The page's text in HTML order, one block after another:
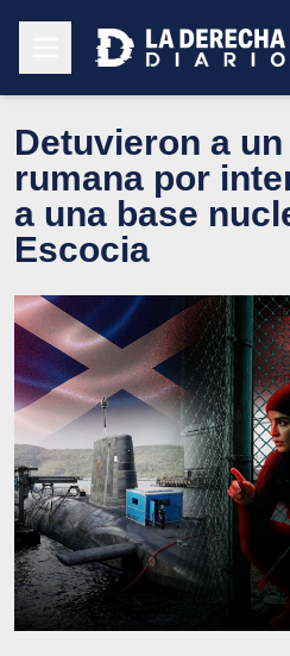
Detuvieron a
rumana por
a una base
Escocia